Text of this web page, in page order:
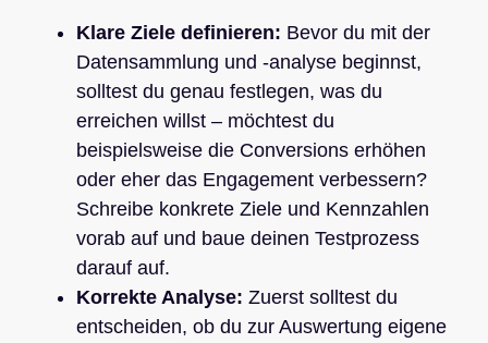
Klare Ziele definieren: Bevor du mit der
Datensammlung und -analyse beginnst,
solltest du genau festlegen, was du
erreichen willst – möchtest du
beispielsweise die Conversions erhöhen
oder eher das Engagement verbessern?
Schreibe konkrete Ziele und Kennzahlen
vorab auf und baue deinen Testprozess
darauf auf.
Korrekte Analyse: Zuerst solltest du
entscheiden, ob du zur Auswertung eigene